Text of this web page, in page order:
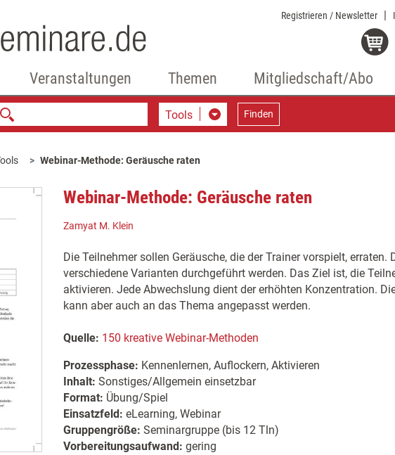
Registrieren / Newsletter
Veranstaltungen Themen Mitgliedschaft/Abo
Tools Finden
Webinar-Methode: Geräusche raten
Webinar-Methode: Geräusche raten
Zamyat M. Klein
Die Teilnehmer sollen Geräusche, die der Trainer vorspielt, erraten.
verschiedene Varianten durchgeführt werden. Das Ziel ist, die
aktivieren. Jede Abwechslung dient der erhöhten Konzentration.
kann aber auch an das Thema angepasst werden.
Quelle: 150 kreative Webinar-Methoden
Prozessphase: Kennenlernen, Auflockern, Aktivieren
Inhalt: Sonstiges/Allgemein einsetzbar
Format: Übung/Spiel
Einsatzfeld: eLearning, Webinar
Gruppengröße: Seminargruppe (bis 12 Tln)
Vorbereitungsaufwand: gering